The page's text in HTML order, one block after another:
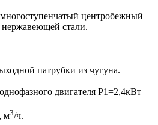
центробежный
нержавеющей стали.
патрубки из чугуна.
двигателя P1=2,4кВт
м3/ч.